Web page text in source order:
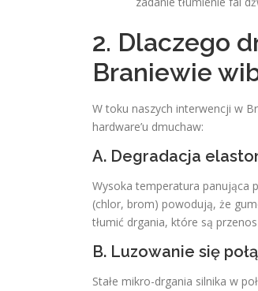
2. Dlaczego
Braniewie
W toku naszych interwencji w
hardware’u dmuchaw:
A. Degradacja
Wysoka temperatura panująca
(chlor, brom) powodują, że
tłumić drgania, które są
B. Luzowanie się
Stałe mikro-drgania silnika w